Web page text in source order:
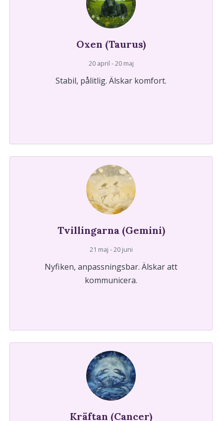
Oxen (Taurus)
20 april - 20 maj
Stabil, pålitlig. Älskar komfort.
Tvillingarna (Gemini)
21 maj - 20 juni
Nyfiken, anpassningsbar. Älskar att
kommunicera.
Kräftan (Cancer)